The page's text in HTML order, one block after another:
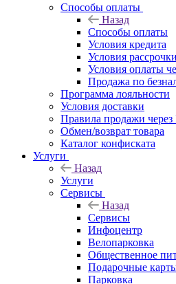
Способы оплаты
Назад
Способы оплаты
Условия кредита
Условия рассрочки
Условия оплаты
Продажа по
Программа лояльности
Условия доставки
Правила продажи через
Обмен/возврат товара
Каталог конфиската
Услуги
Назад
Услуги
Сервисы
Назад
Сервисы
Инфоцентр
Велопарковка
Общественное
Подарочные
Парковка